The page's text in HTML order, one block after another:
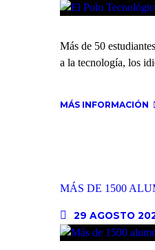
Más de 50
a la tecnología, los
MÁS INFORMACIÓN
MÁS DE 1500
29 AGOSTO